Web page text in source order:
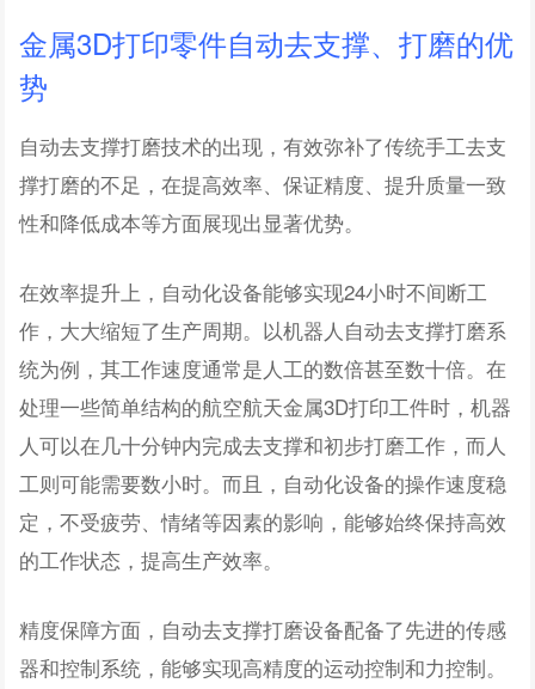
金属3D打印零件自动去支撑、打磨的优
势
自动去支撑打磨技术的出现，有效弥补了传统手工去支
撑打磨的不足，在提高效率、保证精度、提升质量一致
性和降低成本等方面展现出显著优势。
在效率提升上，自动化设备能够实现24小时不间断工
作，大大缩短了生产周期。以机器人自动去支撑打磨系
统为例，其工作速度通常是人工的数倍甚至数十倍。在
处理一些简单结构的航空航天金属3D打印工件时，机器
人可以在几十分钟内完成去支撑和初步打磨工作，而人
工则可能需要数小时。而且，自动化设备的操作速度稳
定，不受疲劳、情绪等因素的影响，能够始终保持高效
的工作状态，提高生产效率。
精度保障方面，自动去支撑打磨设备配备了先进的传感
器和控制系统，能够实现高精度的运动控制和力控制。